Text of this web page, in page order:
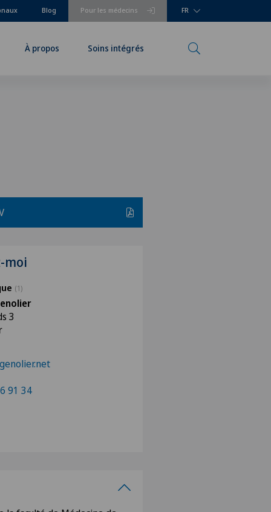
Pour les médecins
Blog FR
À propos Soins intégrés
moi
(1)
3
91 34